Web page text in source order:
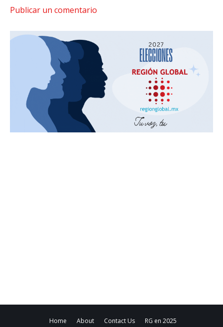
Publicar un comentario
Home About Contact Us RG en 2025